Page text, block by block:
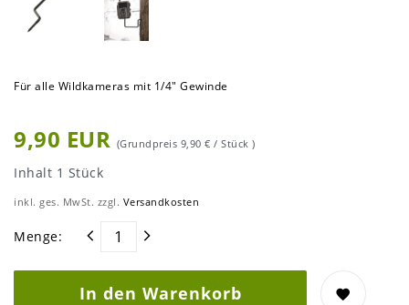
Für alle Wildkameras mit 1/4" Gewinde
9,90 EUR (Grundpreis 9,90 € / Stück )
Inhalt 1 Stück
inkl. ges. MwSt. zzgl. Versandkosten
Menge:
In den Warenkorb